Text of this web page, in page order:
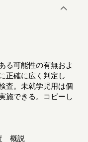
る可能性の有無およ
正確に広く判定し
査。未就学児用は個
施できる。コピーし
概説